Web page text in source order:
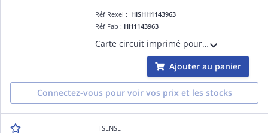
Réf Rexel : HISHH1143963
Réf Fab : HH1143963
Carte circuit imprimé pour PAC air/eau
Ajouter au panier
Connectez-vous pour voir vos prix et les stocks
HISENSE